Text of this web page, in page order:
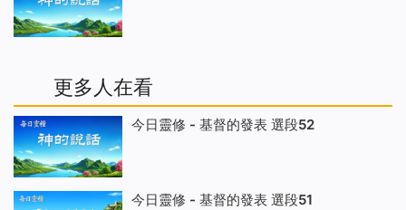
更多人在看
今日靈修 - 基督的發表 選段52
今日靈修 - 基督的發表 選段51